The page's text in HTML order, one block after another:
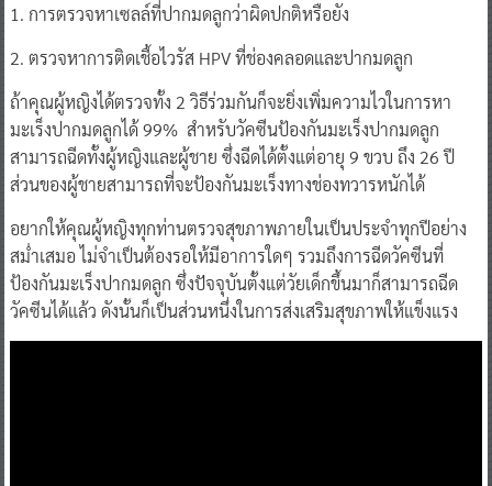
1. การตรวจหาเซลล์ที่ปากมดลูกว่าผิดปกติหรือยัง
2. ตรวจหาการติดเชื้อไวรัส HPV ที่ช่องคลอดและปากมดลูก
ถ้าคุณผู้หญิงได้ตรวจทั้ง 2 วิธีร่วมกันก็จะยิ่งเพิ่มความไวในการหา
มะเร็งปากมดลูกได้ 99% สำหรับวัคซีนป้องกันมะเร็งปากมดลูก
สามารถฉีดทั้งผู้หญิงและผู้ชาย ซึ่งฉีดได้ตั้งแต่อายุ 9 ขวบ ถึง 26 ปี
ส่วนของผู้ชายสามารถที่จะป้องกันมะเร็งทางช่องทวารหนักได้
อยากให้คุณผู้หญิงทุกท่านตรวจสุขภาพภายในเป็นประจำทุกปีอย่าง
สม่ำเสมอ ไม่จำเป็นต้องรอให้มีอาการใดๆ รวมถึงการฉีดวัคซีนที่
ป้องกันมะเร็งปากมดลูก ซึ่งปัจจุบันตั้งแต่วัยเด็กขึ้นมาก็สามารถฉีด
วัคซีนได้แล้ว ดังนั้นก็เป็นส่วนหนึ่งในการส่งเสริมสุขภาพให้แข็งแรง